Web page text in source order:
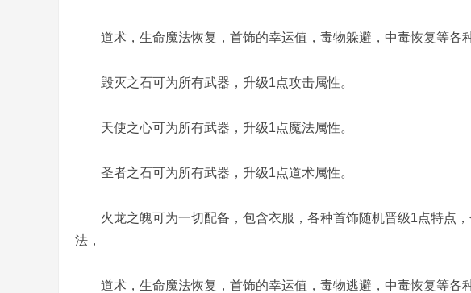
道术，生命魔法恢复，首饰的幸运值，毒物躲避，中毒恢复等各种
毁灭之石可为所有武器，升级1点攻击属性。
天使之心可为所有武器，升级1点魔法属性。
圣者之石可为所有武器，升级1点道术属性。
火龙之魄可为一切配备，包含衣服，各种首饰随机晋级1点特点，
法，
道术，生命魔法恢复，首饰的幸运值，毒物逃避，中毒恢复等各种